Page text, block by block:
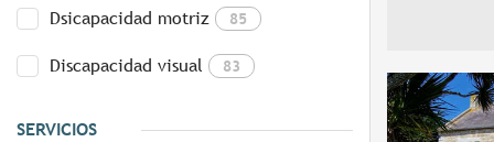
Dsicapacidad motriz 85
Discapacidad visual 83
SERVICIOS